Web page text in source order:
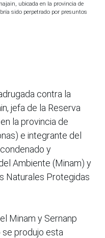
ubicada en la provincia de
sido perpetrado por presuntos
contra la
jefa de la Reserva
la provincia de
e integrante del
y
Ambiente (Minam) y
Naturales Protegidas
Minam y Sernanp
produjo esta